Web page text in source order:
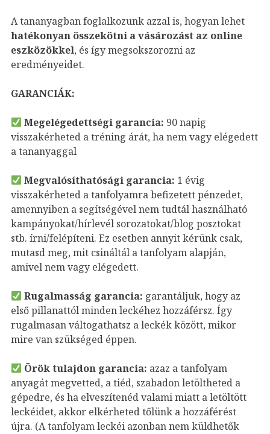
A tananyagban foglalkozunk azzal is, hogyan lehet
hatékonyan összekötni a vásározást az online
eszközökkel, és így megsokszorozni az
eredményeidet.
GARANCIÁK:
Megelégedettségi garancia: 90 napig
visszakérheted a tréning árát, ha nem vagy elégedett
a tananyaggal
Megvalósíthatósági garancia: 1 évig
visszakérheted a tanfolyamra befizetett pénzedet,
amennyiben a segítségével nem tudtál használható
kampányokat/hírlevél sorozatokat/blog posztokat
stb. írni/felépíteni. Ez esetben annyit kérünk csak,
mutasd meg, mit csináltál a tanfolyam alapján,
amivel nem vagy elégedett.
Rugalmasság garancia: garantáljuk, hogy az
első pillanattól minden leckéhez hozzáférsz. Így
rugalmasan váltogathatsz a leckék között, mikor
mire van szükséged éppen.
Örök tulajdon garancia: azaz a tanfolyam
anyagát megvetted, a tiéd, szabadon letöltheted a
gépedre, és ha elveszítenéd valami miatt a letöltött
leckéidet, akkor elkérheted tőlünk a hozzáférést
újra. (A tanfolyam leckéi azonban nem küldhetők